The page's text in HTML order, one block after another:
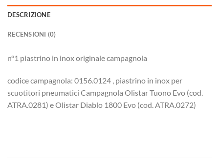
DESCRIZIONE
RECENSIONI (0)
n°1 piastrino in inox originale campagnola
codice campagnola: 0156.0124 , piastrino in inox per
scuotitori pneumatici Campagnola Olistar Tuono Evo (cod.
ATRA.0281) e Olistar Diablo 1800 Evo (cod. ATRA.0272)